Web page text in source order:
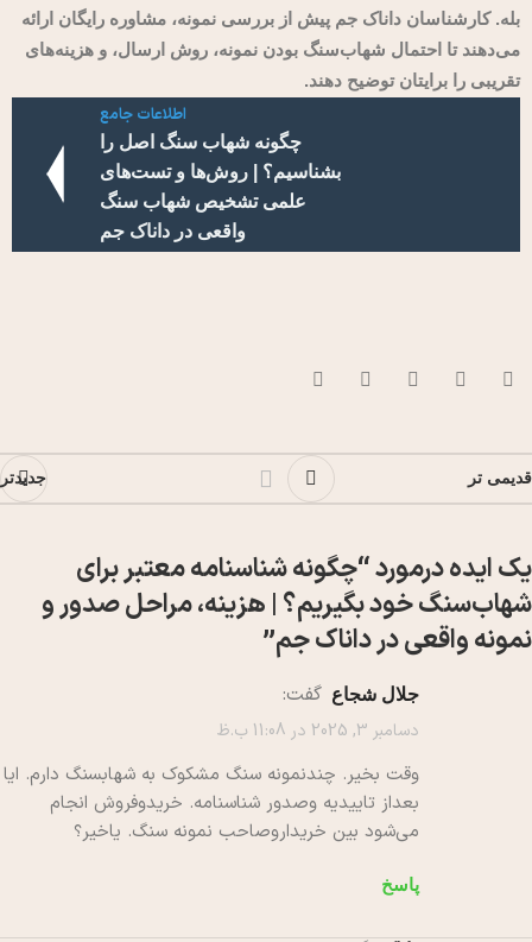
بله. کارشناسان داناک جم پیش از بررسی نمونه، مشاوره رایگان ارائه
می‌دهند تا احتمال شهاب‌سنگ بودن نمونه، روش ارسال، و هزینه‌های
تقریبی را برایتان توضیح دهند.
اطلاعات جامع
چگونه شهاب‌ سنگ اصل را
بشناسیم؟ | روش‌ها و تست‌های
علمی تشخیص شهاب سنگ
واقعی در داناک جم
جدیدتر قدیمی تر
یک ایده درمورد “چگونه شناسنامه معتبر برای
شهاب‌سنگ خود بگیریم؟ | هزینه، مراحل صدور و
نمونه واقعی در داناک جم”
جلال شجاع گفت:
دسامبر 3, 2025 در 11:08 ب.ظ
وقت بخیر. چندنمونه سنگ مشکوک به شهابسنگ دارم. ایا
بعداز تاییدیه وصدور شناسنامه. خریدوفروش انجام
می‌شود بین خریداروصاحب نمونه سنگ. یاخیر؟
پاسخ